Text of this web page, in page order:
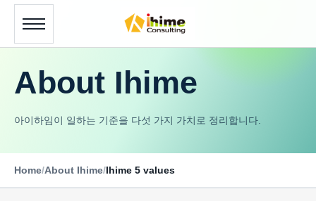
About Ihime
아이하임이 일하는 기준을 다섯 가지 가치로 정리합니다.
Home/About Ihime/Ihime 5 values